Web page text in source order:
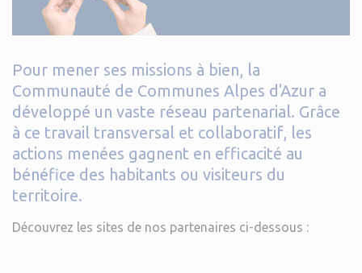
Pour mener ses missions à bien, la
Communauté de Communes Alpes d'Azur a
développé un vaste réseau partenarial. Grâce
à ce travail transversal et collaboratif, les
actions menées gagnent en efficacité au
bénéfice des habitants ou visiteurs du
territoire.
Découvrez les sites de nos partenaires ci-dessous :